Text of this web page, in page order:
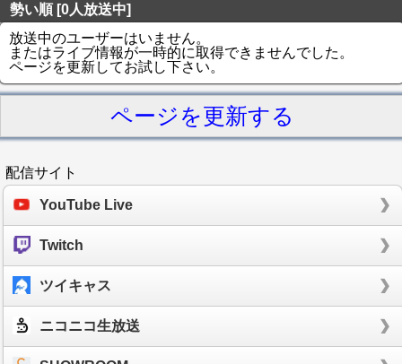
勢い順 [0人放送中]
放送中のユーザーはいません。
またはライブ情報が一時的に取得できませんでした。
ページを更新してお試し下さい。
ページを更新する
配信サイト
YouTube Live
Twitch
ツイキャス
ニコニコ生放送